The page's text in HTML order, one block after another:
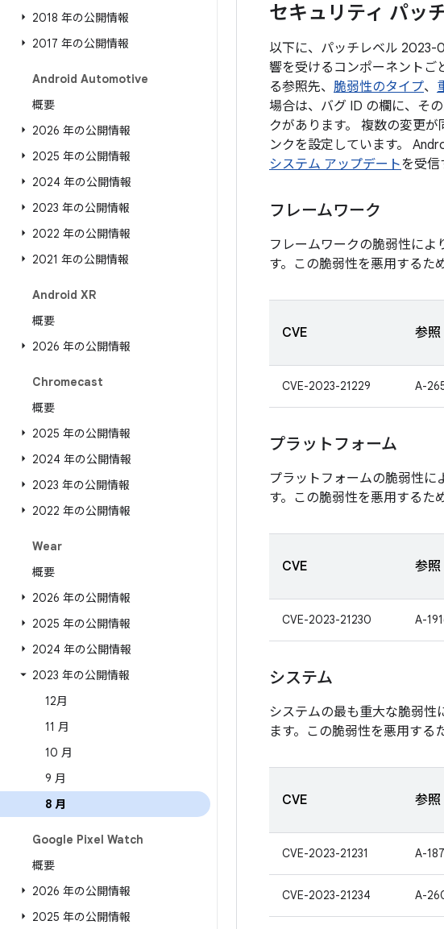
2018 年の公開情報
2017 年の公開情報
Android Automotive
概要
2026 年の公開情報
2025 年の公開情報
2024 年の公開情報
2023 年の公開情報
2022 年の公開情報
2021 年の公開情報
Android XR
概要
2026 年の公開情報
Chromecast
概要
2025 年の公開情報
2024 年の公開情報
2023 年の公開情報
2022 年の公開情報
Wear
概要
2026 年の公開情報
2025 年の公開情報
2024 年の公開情報
2023 年の公開情報
12月
11 月
10 月
9 月
8 月
Google Pixel Watch
概要
2026 年の公開情報
2025 年の公開情報
セキュリティ パッ
以下に、パッチレベル 2023-
響を受けるコンポーネントご
る参照先、 脆弱性のタイプ、
場合は、バグ ID の欄に、そ
クがあります。 複数の変更
ンクを設定しています。
システム アップデートを受信
フレームワーク
フレームワークの脆弱性によ
す。この脆弱性を悪用するた
CVE 参照
CVE-2023-21229 A-
プラットフォーム
プラットフォームの脆弱性に
す。この脆弱性を悪用するた
CVE 参照
CVE-2023-21230 A-
システム
システムの最も重大な脆弱性
ます。この脆弱性を悪用する
CVE 参照
CVE-2023-21231 A-
CVE-2023-21234 A-